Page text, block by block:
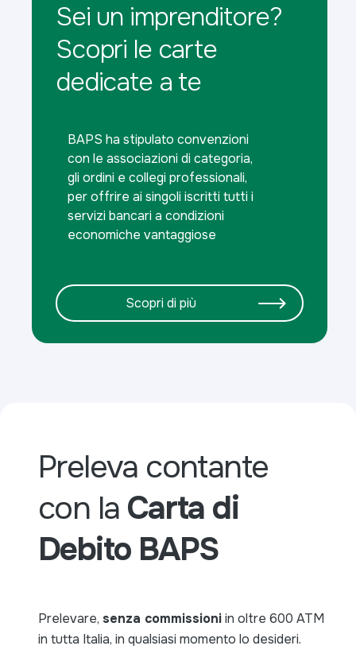
Sei un imprenditore?
Scopri le carte
dedicate a te
BAPS ha stipulato convenzioni
con le associazioni di categoria,
gli ordini e collegi professionali,
per offrire ai singoli iscritti tutti i
servizi bancari a condizioni
economiche vantaggiose
Scopri di più
Preleva contante
con la Carta di
Debito BAPS
Prelevare, senza commissioniin oltre 600 ATM
in tutta Italia, in qualsiasi momento lo desideri.